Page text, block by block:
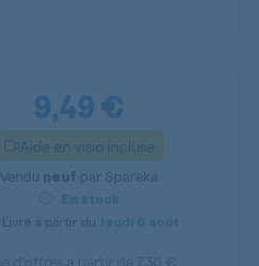
9,49 €
Aide en visio incluse
Vendu neuf par Spareka
En stock
Livré à partir du Jeudi 6 août